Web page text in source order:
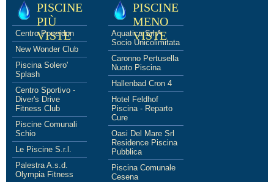
PISCINE
PIÙ
VISTE
Centro Poseidon
New Wonder Club
Piscina Solero'
Splash
Centro Sportivo -
Diver's Drive
Fitness Club
Piscine Comunali
Schio
Le Piscine S.r.l.
Palestra A.s.d.
Olympia Fitness
PISCINE
MENO
VISTE
Aquatica Srl A
Socio Unicolimitata
Caronno Pertusella
Nuoto Piscina
Hallenbad Cron 4
Hotel Feldhof
Piscina - Reparto
Cure
Oasi Del Mare Srl
Residence Piscina
Pubblica
Piscina Comunale
Cesena